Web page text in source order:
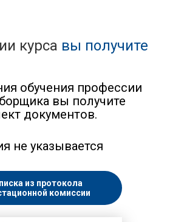
курса вы получите
обучения профессии
вы получите
документов.
не указывается
из протокола
комиссии